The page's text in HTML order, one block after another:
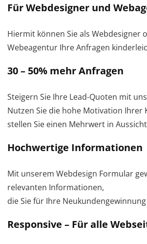
Für Webdesigner und
Hiermit können Sie als Webdesigner
Webeagentur Ihre Anfragen
30 – 50% mehr Anfragen
Steigern Sie Ihre Lead-Quoten mit
Nutzen Sie die hohe Motivation Ihrer
stellen Sie einen Mehrwert in
Hochwertige Informationen
Mit unserem Webdesign Formular
relevanten Informationen,
die Sie für Ihre
Responsive – Für alle